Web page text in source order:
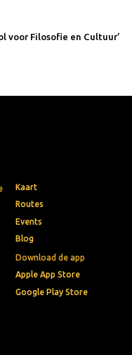
voor Filosofie en Cultuur’
Download de app
Apple App Store
Google Play Store
Kaart
Routes
Events
Blog